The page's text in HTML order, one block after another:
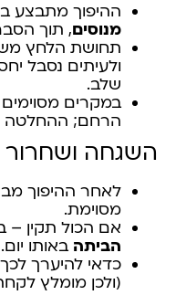
ההיפוך מתבצע
מנוסים, תוך
תחושת הלחץ
ולעיתים נסבל
שלב.
במקרים
הרחם; ההחלטה
השגחה ושחרור
לאחר ההיפוך
מסוימת.
אם הכול תקין –
הביתה באותו יום.
כדאי להיערך
(ולכן מומלץ